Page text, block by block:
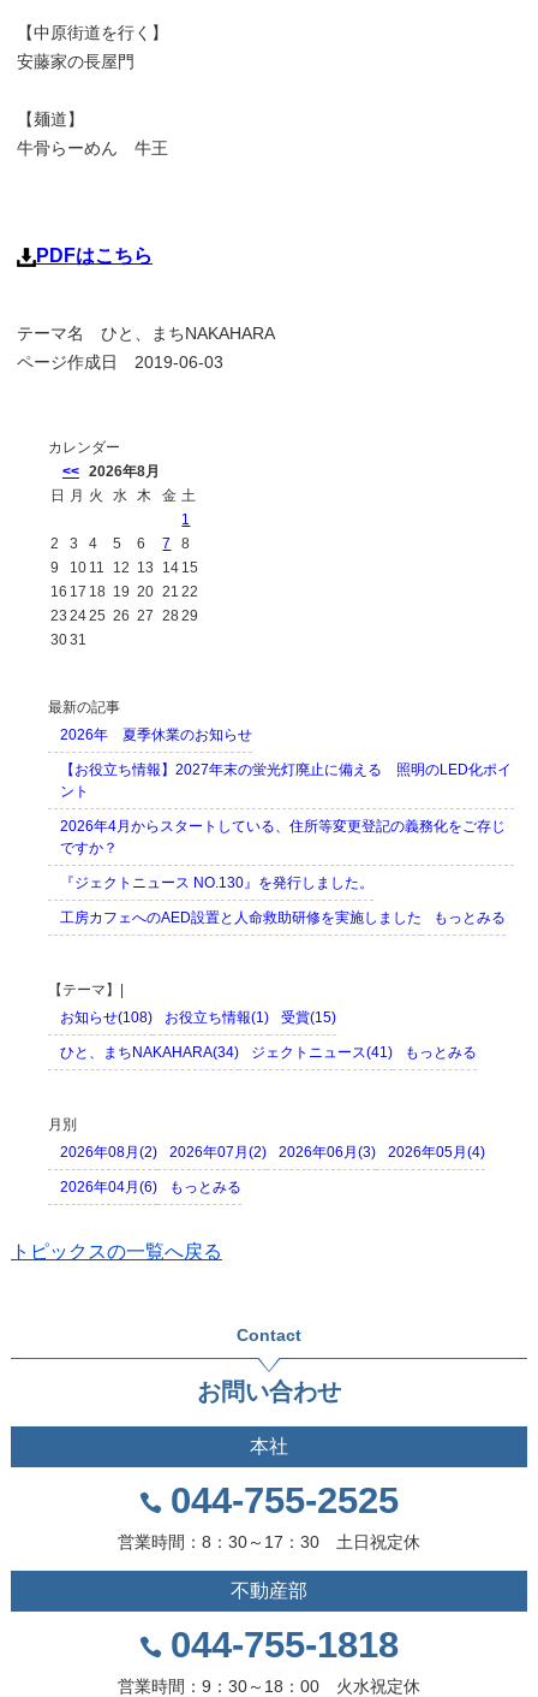
【中原街道を行く】
安藤家の長屋門
【麺道】
牛骨らーめん 牛王
PDFはこちら
テーマ名 ひと、まちNAKAHARA
ページ作成日 2019-06-03
カレンダー
<<
2026年8月
日 月 火 水 木 金 土
1
2
3 4 5 6 7
8
9
10 11 12 13 14 15
16 17 18 19 20 21 22
23 2425 26 27 2829
3031
最新の記事
2026年 夏季休業のお知らせ
【お役立ち情報】2027年末の蛍光灯廃止に備える 照明のLED化ポイ
ント
2026年4月からスタートしている、住所等変更登記の義務化をご存じ
ですか？
『ジェクトニュース NO.130』を発行しました。
工房カフェへのAED設置と人命救助研修を実施しました もっとみる
【テーマ】|
お知らせ(108)
お役立ち情報(1) 受賞(15)
ひと、まちNAKAHARA(34) ジェクトニュース(41) もっとみる
月別
2026年08月(2)
2026年07月(2) 2026年06月(3) 2026年05月(4)
2026年04月(6) もっとみる
トピックスの一覧へ戻る
Contact
お問い合わせ
本社
044-755-2525
営業時間：8：30～17：30 土日祝定休
不動産部
044-755-1818
営業時間：9：30～18：00 火水祝定休